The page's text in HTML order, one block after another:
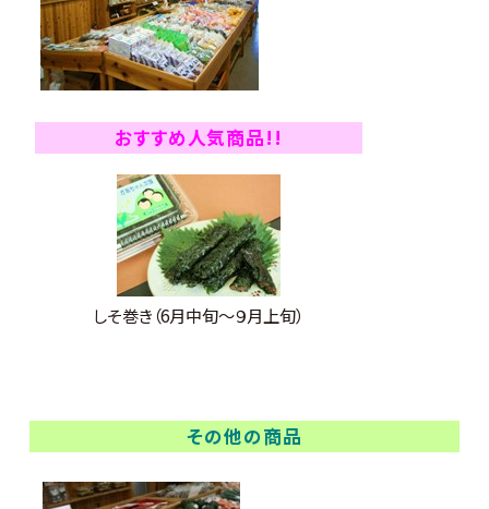
おすすめ人気商品!!
しそ巻き（6月中旬～９月上旬）
その他の商品